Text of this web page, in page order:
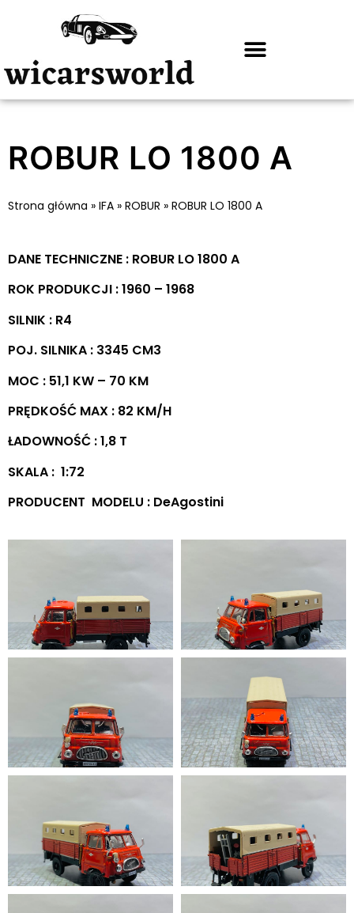
ROBUR LO 1800 A
Strona główna » IFA » ROBUR » ROBUR LO 1800 A
DANE TECHNICZNE : ROBUR LO 1800 A
ROK PRODUKCJI : 1960 – 1968
SILNIK : R4
POJ. SILNIKA : 3345 CM3
MOC : 51,1 KW – 70 KM
PRĘDKOŚĆ MAX : 82 KM/H
ŁADOWNOŚĆ : 1,8 T
SKALA : 1:72
PRODUCENT MODELU : DeAgostini